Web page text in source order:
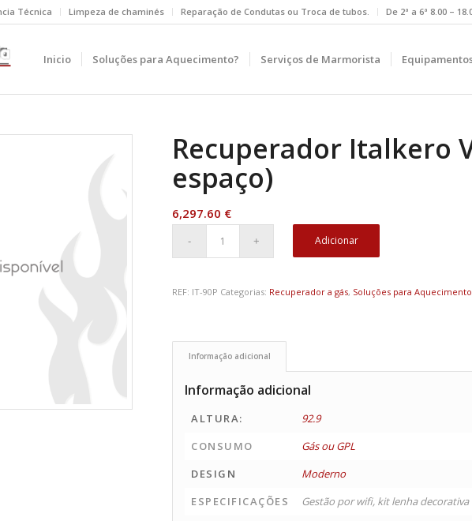
Técnica Limpeza de chaminés Reparação de Condutas ou Troca de tubos. De 2ª a 6ª 8.00 –
Inicio Soluções para Aquecimento? Serviços de Marmorista
Recuperador Italkero
espaço)
6,297.60 €
Adicionar
REF: IT-90P Categorias: Recuperador a gás, Soluções para Aquecimento
Informação adicional
Informação adicional
ALTURA:
92.9
CONSUMO
Gás ou GPL
DESIGN
Moderno
ESPECIFICAÇÕES
Gestão por wifi, kit lenha